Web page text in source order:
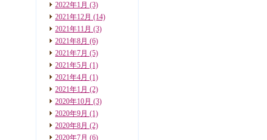
2022年1月 (3)
2021年12月 (14)
2021年11月 (3)
2021年8月 (6)
2021年7月 (5)
2021年5月 (1)
2021年4月 (1)
2021年1月 (2)
2020年10月 (3)
2020年9月 (1)
2020年8月 (2)
2020年7月 (6)